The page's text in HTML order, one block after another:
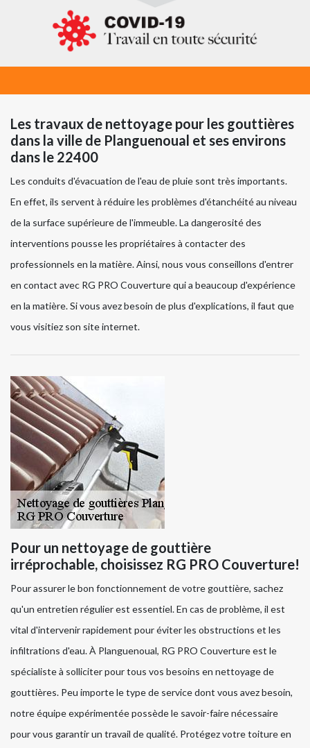
Les travaux de nettoyage pour les gouttières
dans la ville de Planguenoual et ses environs
dans le 22400
Les conduits d'évacuation de l'eau de pluie sont très importants.
En effet, ils servent à réduire les problèmes d'étanchéité au niveau
de la surface supérieure de l'immeuble. La dangerosité des
interventions pousse les propriétaires à contacter des
professionnels en la matière. Ainsi, nous vous conseillons d'entrer
en contact avec RG PRO Couverture qui a beaucoup d'expérience
en la matière. Si vous avez besoin de plus d'explications, il faut que
vous visitiez son site internet.
Pour un nettoyage de gouttière
irréprochable, choisissez RG PRO Couverture!
Pour assurer le bon fonctionnement de votre gouttière, sachez
qu'un entretien régulier est essentiel. En cas de problème, il est
vital d'intervenir rapidement pour éviter les obstructions et les
infiltrations d'eau. À Planguenoual, RG PRO Couverture est le
spécialiste à solliciter pour tous vos besoins en nettoyage de
gouttières. Peu importe le type de service dont vous avez besoin,
notre équipe expérimentée possède le savoir-faire nécessaire
pour vous garantir un travail de qualité. Protégez votre toiture en